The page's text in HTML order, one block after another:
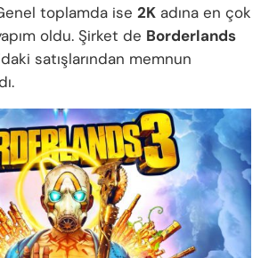
toplamda ise 2K adına en çok
oldu. Şirket de Borderlands
satışlarından memnun